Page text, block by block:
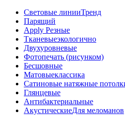
Световые линииТренд
Парящий
Apply Резные
Тканевыеэкологично
Двухуровневые
Фотопечать (рисунком)
Бесшовные
Матовыеклассика
Сатиновые натяжные
Глянцевые
Антибактериальные
АкустическиеДля меломанов